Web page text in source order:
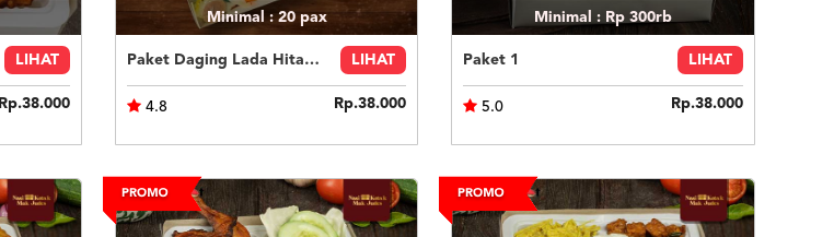
LIHAT
Rp.38.000
Minimal : 20 pax
Paket Daging Lada Hitam 2 LIHAT
4.8 Rp.38.000
Minimal : Rp 300rb
Paket 1 LIHAT
5.0 Rp.38.000